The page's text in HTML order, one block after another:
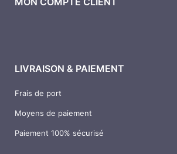
LIVRAISON & PAIEMENT
Frais de port
Moyens de paiement
Paiement 100% sécurisé